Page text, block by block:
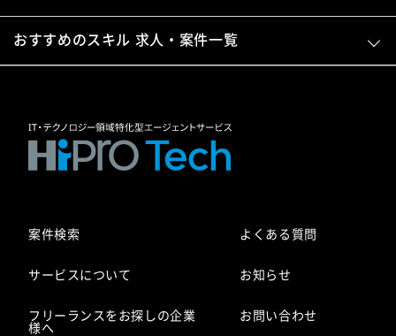
おすすめのスキル 求人・案件一覧
案件検索
サービスについて
フリーランスをお探しの企業
様へ
よくある質問
お知らせ
お問い合わせ